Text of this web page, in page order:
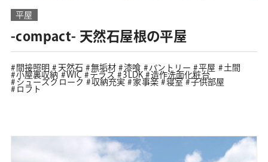
平屋
-compact- 天然石屋根の平屋
間接照明 天然石 無垢材 漆喰 パントリー 平屋
土間
小屋裏収納
WIC テラス 3LDK
造作洗面化粧台
シューズクローク
収納充実 家事楽 寝室
子供部屋
ロフト